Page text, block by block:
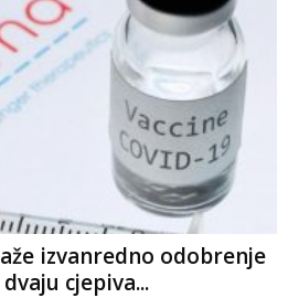
izvanredno odobrenje
cjepiva...